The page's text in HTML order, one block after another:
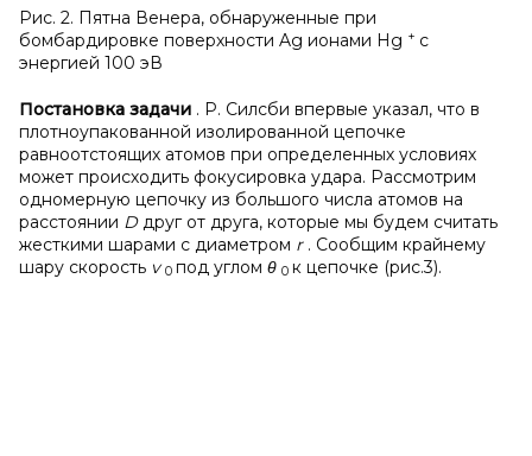
Рис. 2. Пятна Венера, обнаруженные при
бомбардировке поверхности Ag ионами Hg + с
энергией 100 эВ
Постановка задачи . Р. Силсби впервые указал, что в
плотноупакованной изолированной цепочке
равноотстоящих атомов при определенных условиях
может происходить фокусировка удара. Рассмотрим
одномерную цепочку из большого числа атомов на
расстоянии D друг от друга, которые мы будем считать
жесткими шарами с диаметром r . Сообщим крайнему
шару скорость v0 под углом θ 0 к цепочке (рис.3).